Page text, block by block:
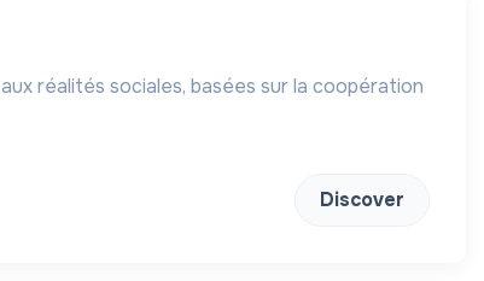
réalités sociales, basées sur la coopération
Discover